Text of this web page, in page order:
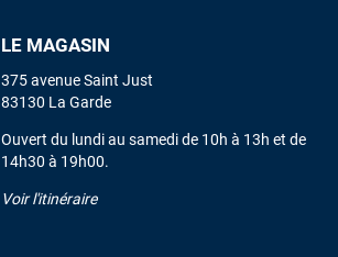
LE MAGASIN
375 avenue Saint Just
83130 La Garde
Ouvert du lundi au samedi de 10h à 13h et de
14h30 à 19h00.
Voir l'itinéraire
été